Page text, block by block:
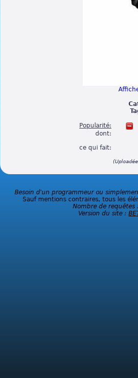
Popularité:
dont:
ce qui fait:
Besoin d'un programmeur ou
Sauf mentions contraires, tous les
Nombre de requêtes
Version du site :